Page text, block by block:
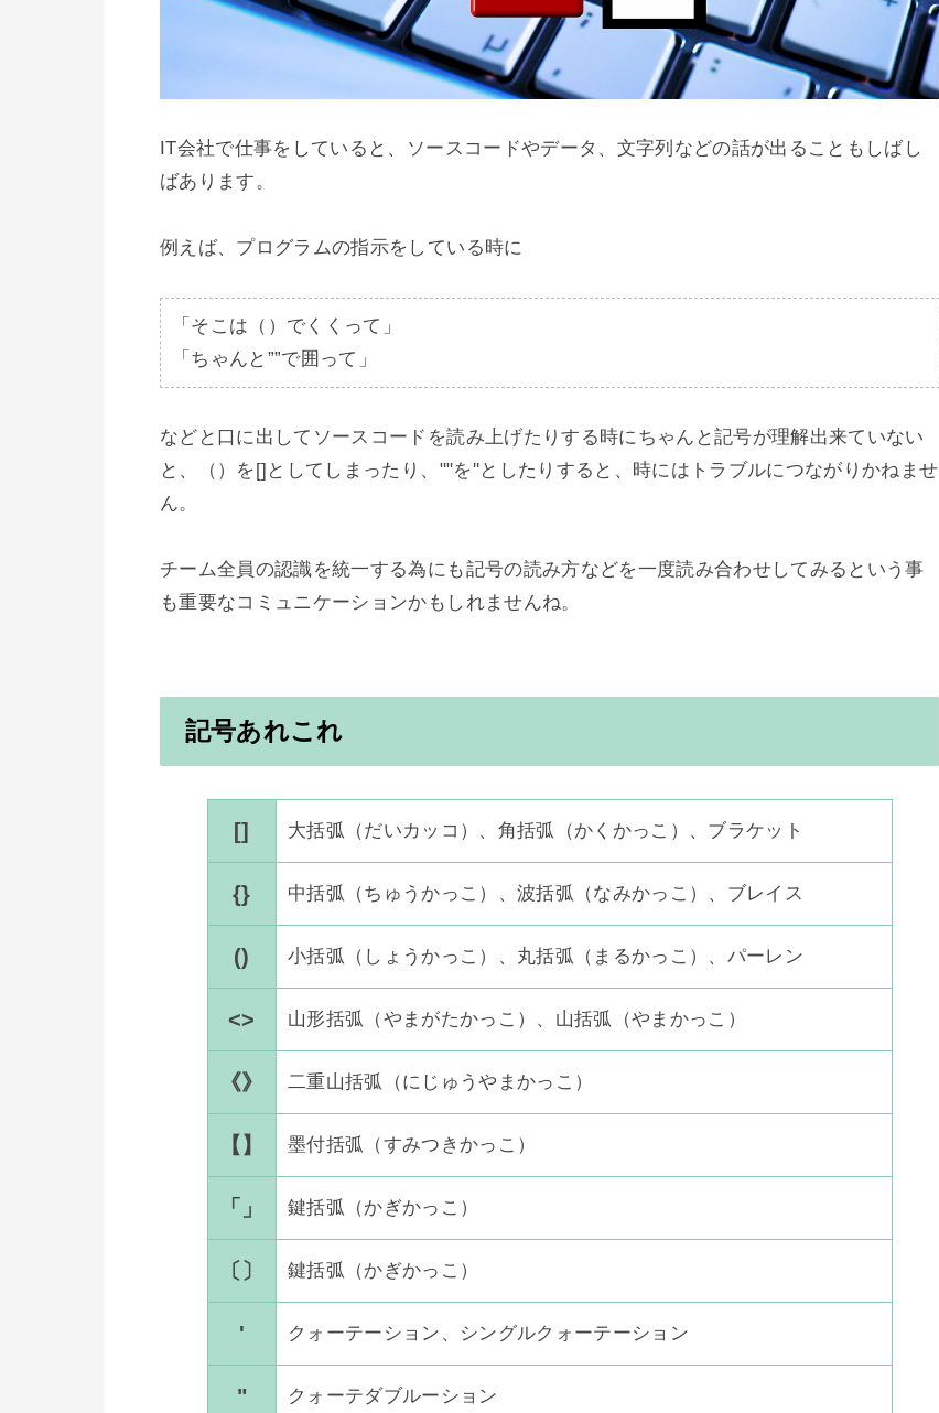
IT会社で仕事をしていると、ソースコードやデータ、文字列などの話が出ることもしばし
ばあります。
例えば、プログラムの指示をしている時に
「そこは（）でくくって」
「ちゃんと””で囲って」
などと口に出してソースコードを読み上げたりする時にちゃんと記号が理解出来ていない
と、（）を[]としてしまったり、""を''としたりすると、時にはトラブルにつながりかねませ
ん。
チーム全員の認識を統一する為にも記号の読み方などを一度読み合わせしてみるという事
も重要なコミュニケーションかもしれませんね。
記号あれこれ
[] 大括弧（だいカッコ）、角括弧（かくかっこ）、ブラケット
{} 中括弧（ちゅうかっこ）、波括弧（なみかっこ）、ブレイス
() 小括弧（しょうかっこ）、丸括弧（まるかっこ）、パーレン
<> 山形括弧（やまがたかっこ）、山括弧（やまかっこ）
《》 二重山括弧（にじゅうやまかっこ）
【】 墨付括弧（すみつきかっこ）
「」 鍵括弧（かぎかっこ）
〔〕 鍵括弧（かぎかっこ）
' クォーテーション、シングルクォーテーション
" クォーテダブルーション